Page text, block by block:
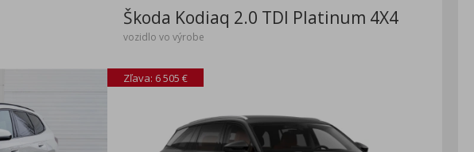
Škoda Kodiaq 2.0 TDI Platinum 4X4
vozidlo vo výrobe
Zľava: 6 505 €